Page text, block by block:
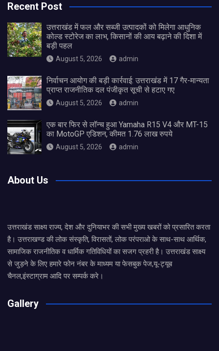
Recent Post
उत्तराखंड में फल और सब्जी उत्पादकों को मिलेगा आधुनिक
कोल्ड स्टोरेज का लाभ, किसानों की आय बढ़ाने की दिशा में
बड़ी पहल
August 5, 2026 admin
निर्वाचन आयोग की बड़ी कार्रवाई: उत्तराखंड में 17 गैर-मान्यता
प्राप्त राजनीतिक दल पंजीकृत सूची से हटाए गए
August 5, 2026 admin
एक बार फिर से लॉन्च हुआ Yamaha R15 V4 और MT-15
का MotoGP एडिशन, कीमत 1.76 लाख रुपये
August 5, 2026 admin
About Us
उत्तराखंड साक्ष्य राज्य, देश और दुनियाभर की सभी मुख्य खबरों को प्रसारित करता
है। उत्तराखण्ड की लोक संस्कृति, विरासतों, लोक परंपराओ के साथ-साथ आर्थिक,
सामाजिक राजनीतिक व धार्मिक गतिविधियों का सजग प्रहरी है। उत्तराखंड साक्ष्य
से जुड़ने के लिए हमारे फोन नंबर के माध्यम या फेसबुक पेज,यू-ट्यूब
चैनल,इंस्टाग्राम आदि पर सम्पर्क करे।
Gallery